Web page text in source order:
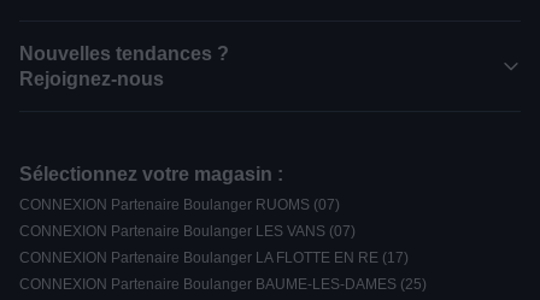
Nouvelles tendances ?
Rejoignez-nous
Sélectionnez votre magasin :
CONNEXION Partenaire Boulanger RUOMS (07)
CONNEXION Partenaire Boulanger LES VANS (07)
CONNEXION Partenaire Boulanger LA FLOTTE EN RE (17)
CONNEXION Partenaire Boulanger BAUME-LES-DAMES (25)